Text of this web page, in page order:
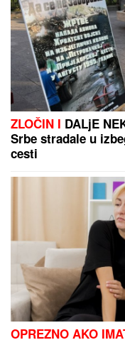
"ČULI SMO
TELO"Komšije
Novom Beogradu: